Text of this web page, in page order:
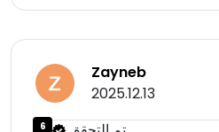
Zayneb
2025.12.13
6